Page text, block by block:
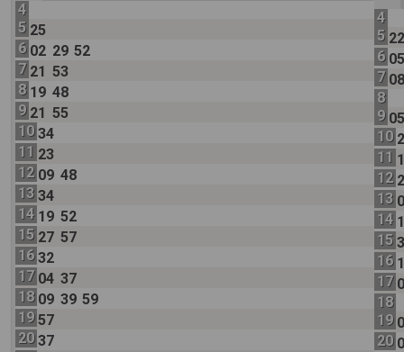
4
5 25
6 02 29 52
7 21 53
8 19 48
9 21 55
10 34
11 23
12 09 48
13 34
14 19 52
15 27 57
16 32
17 04 37
18 09 39 59
19 57
20 37
4
5
6
7
8
9
10
11
12
13
14
15
16
17
18
19
20